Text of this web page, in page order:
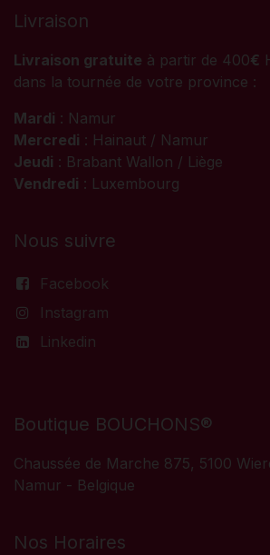
Livraison
Livraison gratuite à partir de 400€
dans la tournée de votre province :
Mardi : Namur
Mercredi : Hainaut / Namur
Jeudi : Brabant Wallon / Liège
Vendredi : Luxembourg
Nous suivre
Facebook
Instagram
Linkedin
Boutique BOUCHONS®
Chaussée de Marche 875, 5100
Namur - Belgique
Nos Horaires